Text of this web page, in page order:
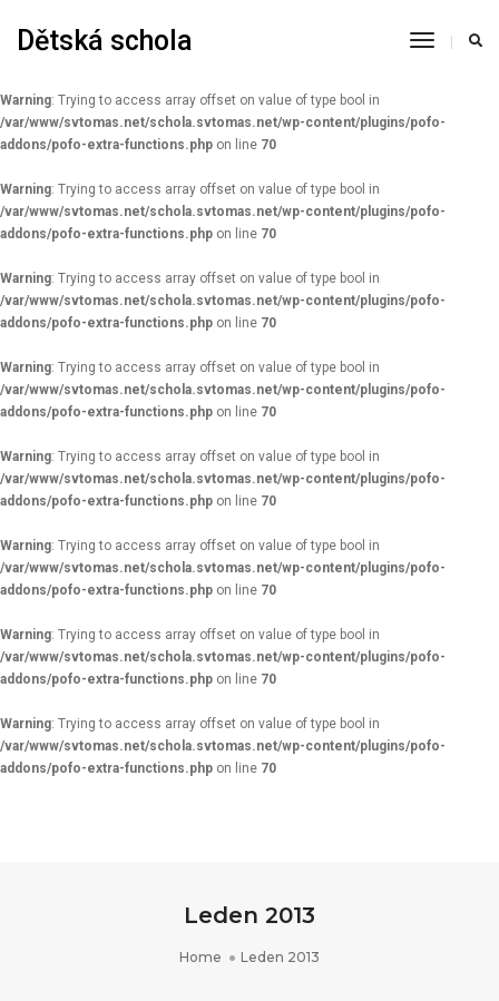
Warning: Constant AUTOSAVE_INTERVAL already defined in
/var/www/svtomas.net/schola.svtomas.net/wp-config.php
Dětská schola
Toggle
Warning: Trying to access array offset on value of type bool in
/var/www/svtomas.net/schola.svtomas.net/wp-content/plugins/pofo-
addons/pofo-extra-functions.php on line 70
Warning: Trying to access array offset on value of type bool in
/var/www/svtomas.net/schola.svtomas.net/wp-content/plugins/pofo-
addons/pofo-extra-functions.php on line 70
Warning: Trying to access array offset on value of type bool in
/var/www/svtomas.net/schola.svtomas.net/wp-content/plugins/pofo-
addons/pofo-extra-functions.php on line 70
Warning: Trying to access array offset on value of type bool in
/var/www/svtomas.net/schola.svtomas.net/wp-content/plugins/pofo-
addons/pofo-extra-functions.php on line 70
Warning: Trying to access array offset on value of type bool in
/var/www/svtomas.net/schola.svtomas.net/wp-content/plugins/pofo-
addons/pofo-extra-functions.php on line 70
Warning: Trying to access array offset on value of type bool in
/var/www/svtomas.net/schola.svtomas.net/wp-content/plugins/pofo-
addons/pofo-extra-functions.php on line 70
Warning: Trying to access array offset on value of type bool in
/var/www/svtomas.net/schola.svtomas.net/wp-content/plugins/pofo-
addons/pofo-extra-functions.php on line 70
Warning: Trying to access array offset on value of type bool in
/var/www/svtomas.net/schola.svtomas.net/wp-content/plugins/pofo-
addons/pofo-extra-functions.php on line 70
Leden 2013
Home Leden 2013